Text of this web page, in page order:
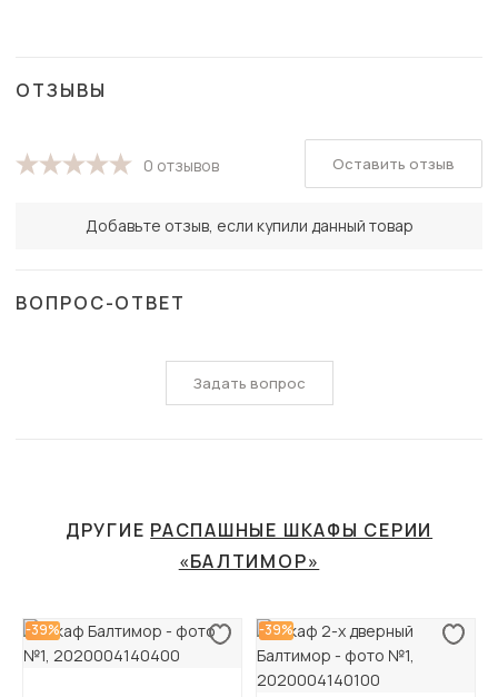
ОТЗЫВЫ
0 отзывов
Добавьте отзыв, если купили данный товар
Оставить отзыв
ВОПРОС-ОТВЕТ
Задать вопрос
ДРУГИЕ РАСПАШНЫЕ ШКАФЫ СЕРИИ
«БАЛТИМОР»
-39% -39%